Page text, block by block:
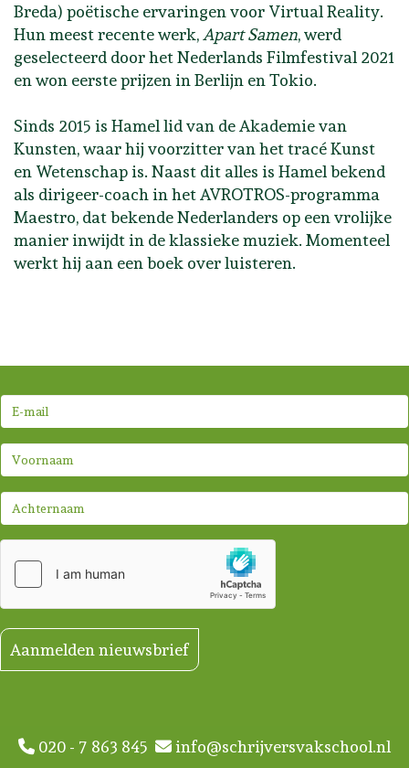
Breda) poëtische ervaringen voor Virtual Reality.
Hun meest recente werk,Apart Samen, werd
geselecteerd door het Nederlands Filmfestival 2021
en won eerste prijzen in Berlijn en Tokio.
Sinds 2015 is Hamel lid van de Akademie van
Kunsten, waar hij voorzitter van het tracé Kunst
en Wetenschap is. Naast dit alles is Hamel bekend
als dirigeer-coach in het AVROTROS-programma
Maestro, dat bekende Nederlanders op een vrolijke
manier inwijdt in de klassieke muziek. Momenteel
werkt hij aan een boek over luisteren.
Aanmelden nieuwsbrief
020 - 7 863 845 info@schrijversvakschool.nl